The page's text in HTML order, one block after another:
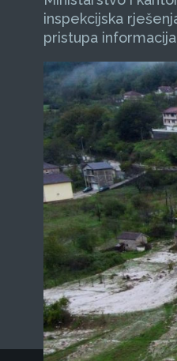
inspekcijska
pristupa